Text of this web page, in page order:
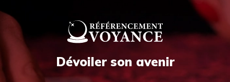
Dévoiler son avenir